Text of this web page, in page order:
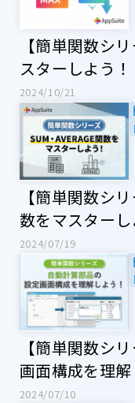
【簡単関数シ
スターしよう！
2024/10/21
【簡単関数シ
数をマスターし
2024/07/19
【簡単関数シ
画面構成を理解
2024/07/10